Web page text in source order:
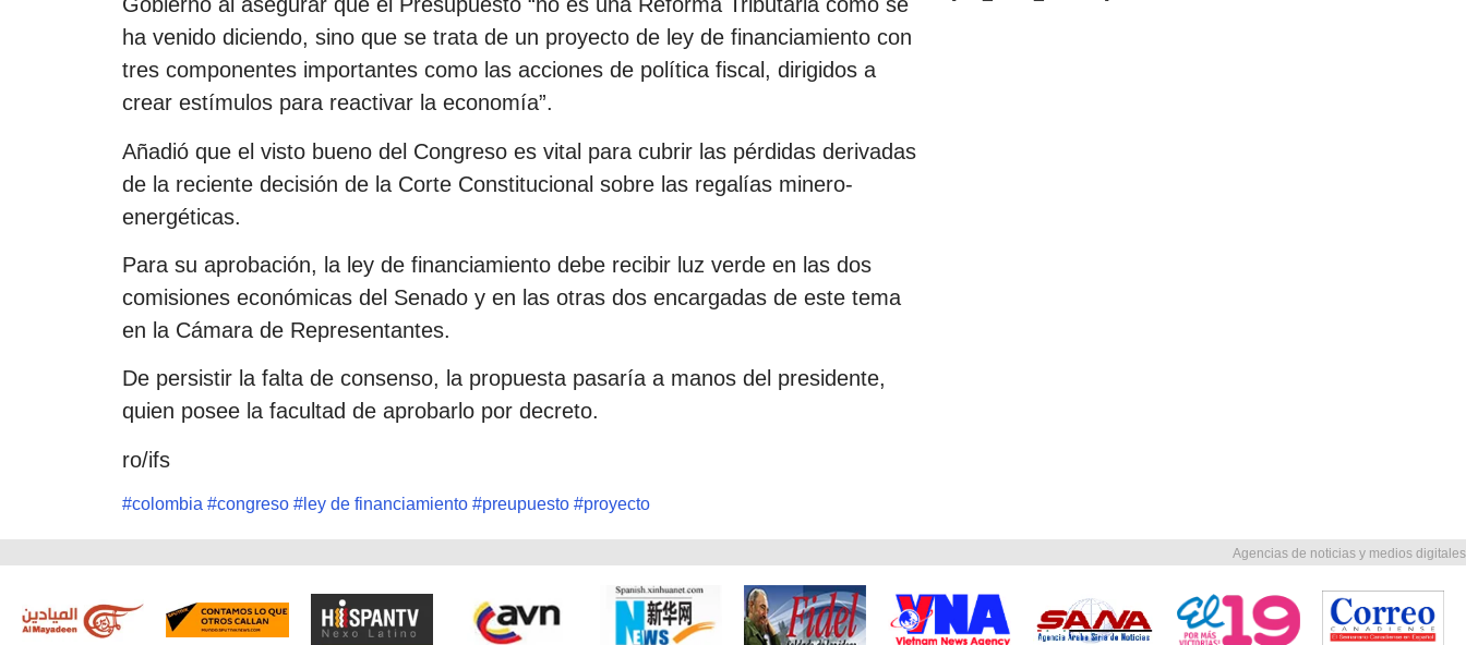
ha venido diciendo, sino que se trata de un proyecto de ley de financiamiento con
tres componentes importantes como las acciones de política fiscal, dirigidos a
crear estímulos para reactivar la economía”.
Añadió que el visto bueno del Congreso es vital para cubrir las pérdidas derivadas
de la reciente decisión de la Corte Constitucional sobre las regalías minero-
energéticas.
Para su aprobación, la ley de financiamiento debe recibir luz verde en las dos
comisiones económicas del Senado y en las otras dos encargadas de este tema
en la Cámara de Representantes.
De persistir la falta de consenso, la propuesta pasaría a manos del presidente,
quien posee la facultad de aprobarlo por decreto.
ro/ifs
#colombia #congreso # ley de financiamiento #preupuesto #proyecto
Agencias de noticias y medios digitales